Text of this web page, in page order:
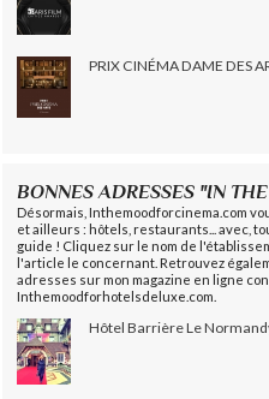
PRIX CINÉMA DAME DES
BONNES ADRESSES "IN
Désormais, Inthemoodforcinema.com
et ailleurs : hôtels, restaurants... avec,
guide ! Cliquez sur le nom de
l'article le concernant. Retrouvez
adresses sur mon magazine en ligne
Inthemoodforhotelsdeluxe.com.
Hôtel Barrière Le